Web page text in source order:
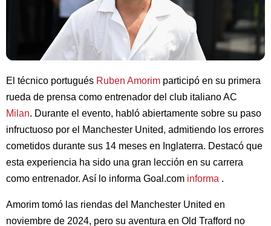
El técnico portugués Ruben Amorim participó en su primera
rueda de prensa como entrenador del club italiano AC
Milan. Durante el evento, habló abiertamente sobre su paso
infructuoso por el Manchester United, admitiendo los errores
cometidos durante sus 14 meses en Inglaterra. Destacó que
esta experiencia ha sido una gran lección en su carrera
como entrenador. Así lo informa Goal.com informa .
Amorim tomó las riendas del Manchester United en
noviembre de 2024, pero su aventura en Old Trafford no